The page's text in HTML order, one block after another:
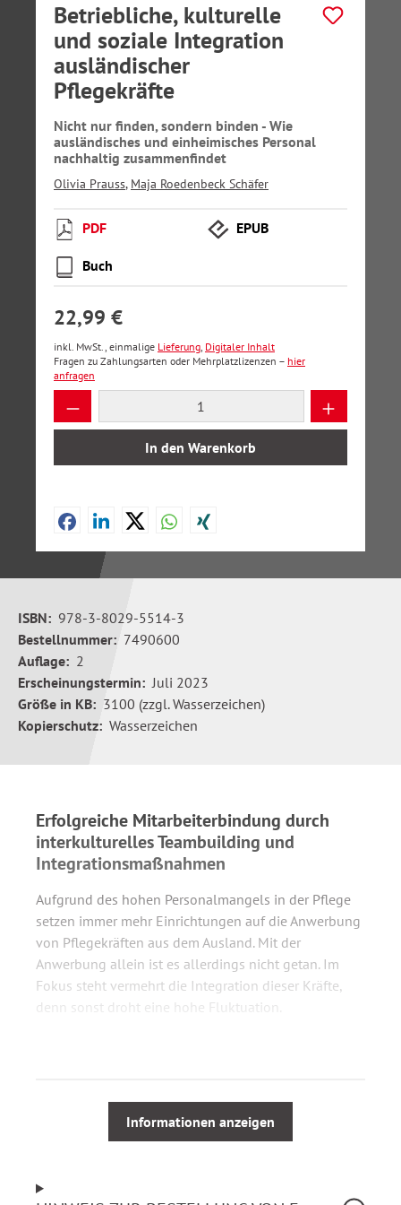
Betriebliche, kulturelle
und soziale Integration
ausländischer
Pflegekräfte
Nicht nur finden, sondern binden - Wie
ausländisches und einheimisches Personal
nachhaltig zusammenfindet
Olivia Prauss, Maja Roedenbeck Schäfer
PDF EPUB
Buch
22,99 €
inkl. MwSt., einmalige Lieferung, Digitaler Inhalt
Fragen zu Zahlungsarten oder Mehrplatzlizenzen – hier
anfragen
Produkt Anzahl: Gib den gewünschten
In den Warenkorb
ISBN: 978-3-8029-5514-3
Bestellnummer: 7490600
Auflage: 2
Erscheinungstermin: Juli 2023
Größe in KB: 3100 (zzgl. Wasserzeichen)
Kopierschutz: Wasserzeichen
Erfolgreiche Mitarbeiterbindung durch
interkulturelles Teambuilding und
Integrationsmaßnahmen
Aufgrund des hohen Personalmangels in der Pflege
setzen immer mehr Einrichtungen auf die Anwerbung
von Pflegekräften aus dem Ausland. Mit der
Anwerbung allein ist es allerdings nicht getan. Im
Fokus steht vermehrt die Integration dieser Kräfte,
denn sonst droht eine hohe Fluktuation.
fehlt, sind geeignete Werkzeuge, Methoden und
Strategien zur betrieblichen, kulturellen und sozialen
Integration. Hier hilft das Praxishandbuch
ausländischer Pflegekräfte
Informationen anzeigen